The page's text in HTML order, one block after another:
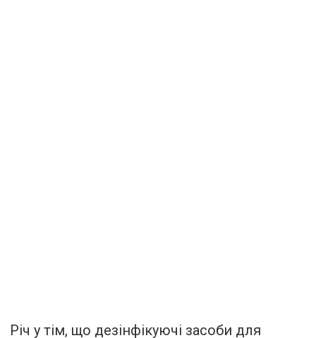
Річ у тім, що дезінфікуючі засоби для